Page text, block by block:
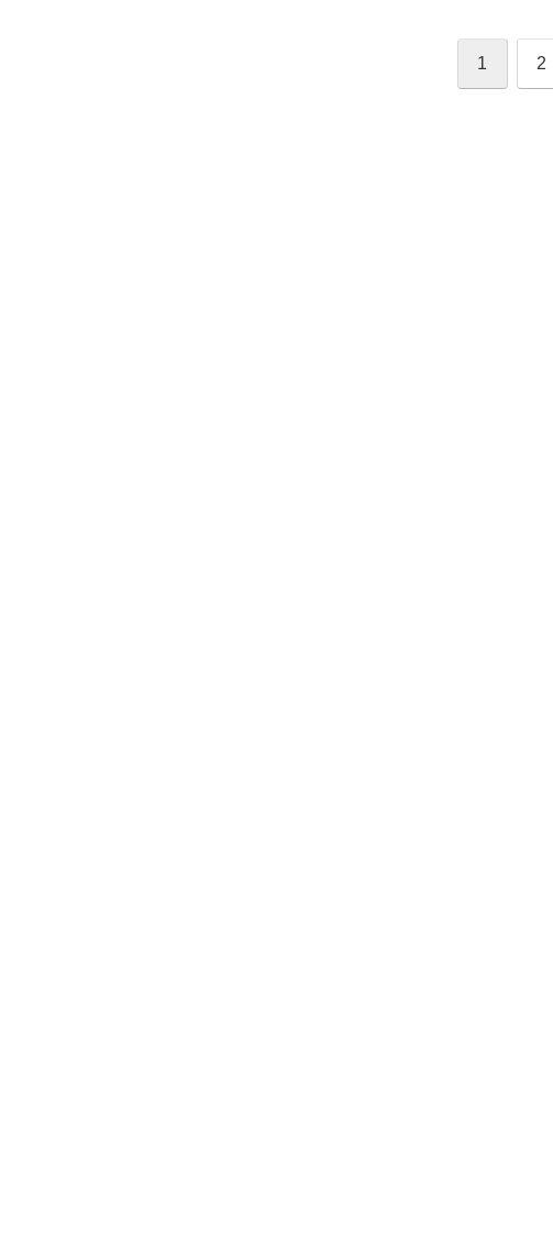
変換することが可能となります。加速器核
変換処理システムが実用化されれば、高レ
できる可能性を秘めており、原子力発電の
原子炉で核分裂を起こしやすく、エネルギ
235の方です。そこで、天然ウランからウ
ラン235の濃度を高める、すなわち濃縮す
1 2